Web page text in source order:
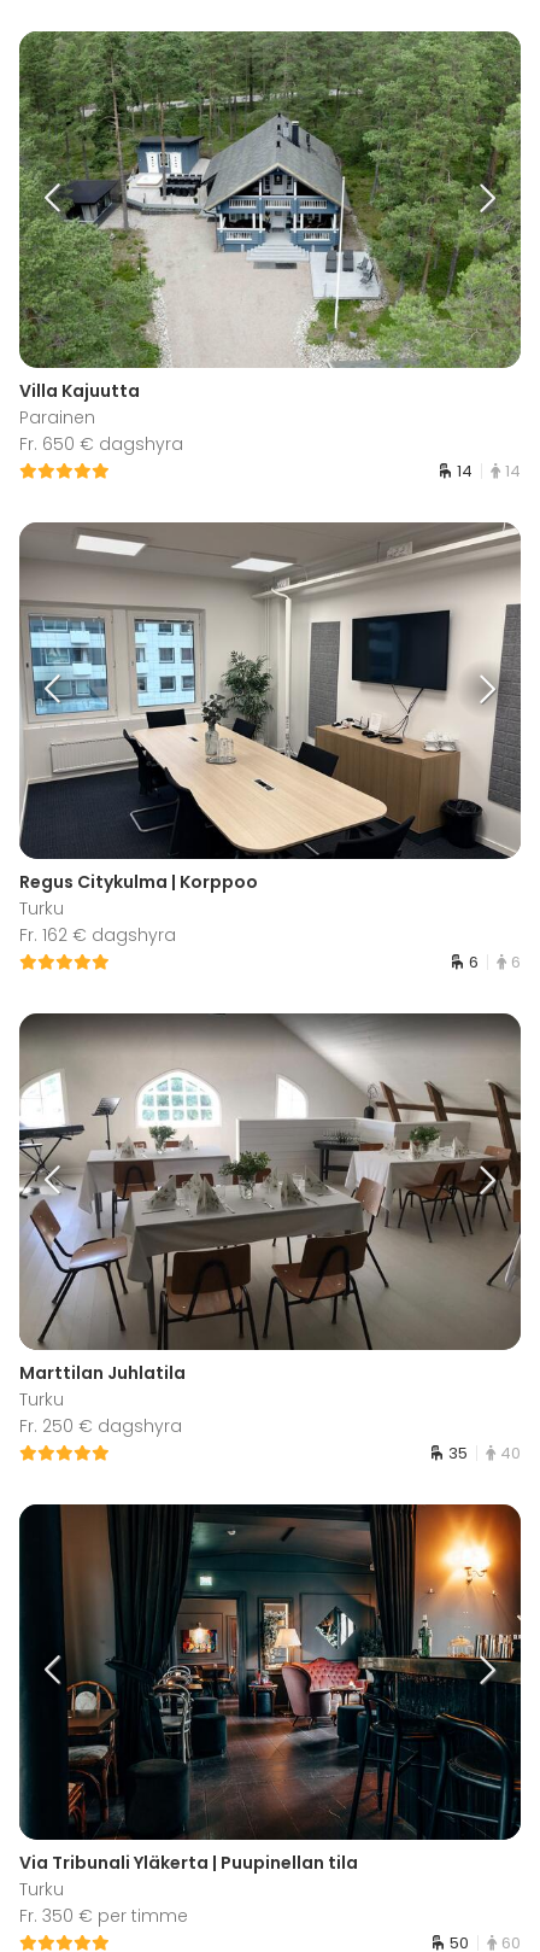
Villa Kajuutta
Parainen
Fr. 650 € dagshyra
14 14
Regus Citykulma | Korppoo
Turku
Fr. 162 € dagshyra
6 6
Marttilan Juhlatila
Turku
Fr. 250 € dagshyra
35 40
Via Tribunali Yläkerta | Puupinellan tila
Turku
Fr. 350 € per timme
50 60